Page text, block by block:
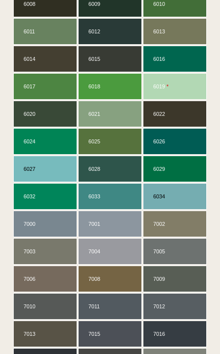
6008 6009 6010
6011 6012 6013
6014 6015 6016
6017 6018 6019*
6020 6021 6022
6024 6025 6026
6027 6028 6029
6032 6033 6034
7000 7001 7002
7003 7004 7005
7006 7008 7009
7010 7011 7012
7013 7015 7016